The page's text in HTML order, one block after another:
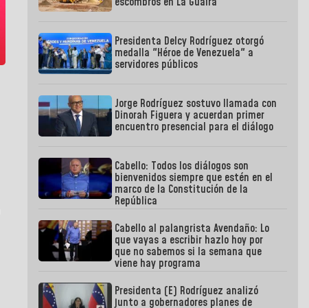
Presidenta Delcy Rodríguez otorgó
medalla "Héroe de Venezuela" a
servidores públicos
Jorge Rodríguez sostuvo llamada con
Dinorah Figuera y acuerdan primer
encuentro presencial para el diálogo
Cabello: Todos los diálogos son
bienvenidos siempre que estén en el
marco de la Constitución de la
República
Cabello al palangrista Avendaño: Lo
que vayas a escribir hazlo hoy por
que no sabemos si la semana que
viene hay programa
Presidenta (E) Rodríguez analizó
junto a gobernadores planes de